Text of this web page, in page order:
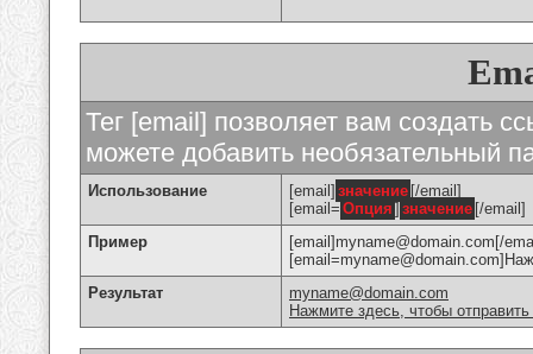
Тег [email] позволяет вам создать
можете добавить необязательный
Использование [email] значение [/email]
[email= Опция ] значение [/email]
Пример
[email]myname@domain.com[/
Результат
myname@domain.com
Нажмите здесь, чтобы